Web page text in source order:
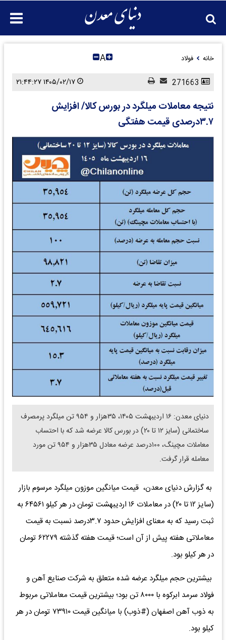
خانه فولاد A
نتیجه معاملات میلگرد در بورس کالا/ افزایش
۳.۷درصدی قیمت هفتگی
دنیای معدن: ۱۶ اردیبهشت ۱۴۰۵، ۳۵هزار و ۹۵۴ تن میلگرد پرمصرف
ساختمانی (سایز ۱۲ تا ۲۰) در بورس کالا عرضه شد که با احتساب
معاملات مچینگ، ۱۰۰درصد عرضه معادل ۳۵هزار و ۹۵۴ تن مورد
معامله قرار گرفت.
به گزارش دنیای معدن، قیمت میانگین موزون میلگرد مرسوم بازار
(سایز ۱۲ تا ۲۰) در معاملات ۱۶ اردیبهشت تومان در هر کیلو ۶۴۵۶۱ به
ثبت رسید که به معنای افزایش حدود ۳.۷درصد نسبت به قیمت
معاملاتی هفته پیش از آن است؛ قیمت هفته گذشته ۶۲۲۷۹ تومان
در هر کیلو بود.
بیشترین حجم میلگرد عرضه شده متعلق به شرکت صنایع آهن و
فولاد سرمد ابرکوه با ۸۰۰۰ تن بود؛ بیشترین قیمت معاملاتی مربوط
به ذوب آهن اصفهان (#ذوب) با میانگین قیمت ۷۳۹۱۰ تومان در هر
کیلو بود.